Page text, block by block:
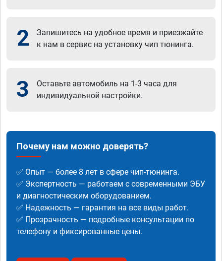
2
Запишитесь на удобное время и приезжайте
к нам в сервис на установку чип тюнинга.
3
Оставьте автомобиль на 1-3 часа для
индивидуальной настройки.
Почему нам можно доверять?
✅ Опыт — более 8 лет в сфере чип-тюнинга.
✅ Экспертность — работаем с современными ЭБУ
и диагностическим оборудованием.
✅ Надежность — гарантия на все виды работ.
✅ Прозрачность — подробные консультации по
телефону и фиксированные цены.